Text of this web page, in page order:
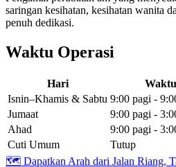
saringan kesihatan, kesihatan wanita
penuh dedikasi.
Waktu Operasi
Hari
Waktu
Isnin–Khamis & Sabtu 9:00 pagi -
Jumaat
9:00 pagi -
Ahad
9:00 pagi -
Cuti Umum
Tutup
🗺️ Dapatkan Arah dari Jalan Riang,